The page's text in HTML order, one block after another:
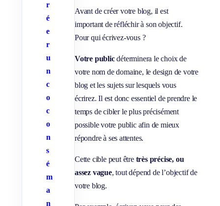
r
é
e
r
u
n
c
o
c
o
n
s
é
m
a
n
Avant de créer votre blog, il est
important de réfléchir à son objectif.
Pour qui écrivez-vous ?
Votre publicdéterminera le choix de
votre nom de domaine, le design de votre
blog et les sujets sur lesquels vous
écrirez. Il est donc essentiel de prendre le
temps de cibler le plus précisément
possible votre public afin de mieux
répondre à ses attentes.
Cette cible peut être très précise, ou
assez vague, tout dépend de l’objectif de
votre blog.